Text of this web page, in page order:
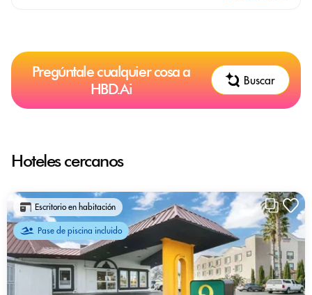
Pregúntale cualquier cosa a
HBD.Ai
Buscar
Hoteles cercanos
Escritorio en habitación
Pase de piscina incluido